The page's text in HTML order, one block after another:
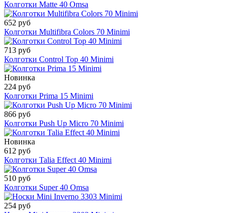
Колготки Matte 40 Omsa
652 руб
Колготки Multifibra Colors 70 Minimi
713 руб
Колготки Control Top 40 Minimi
Новинка
224 руб
Колготки Prima 15 Minimi
866 руб
Колготки Push Up Micro 70 Minimi
Новинка
612 руб
Колготки Talia Effect 40 Minimi
510 руб
Колготки Super 40 Omsa
254 руб